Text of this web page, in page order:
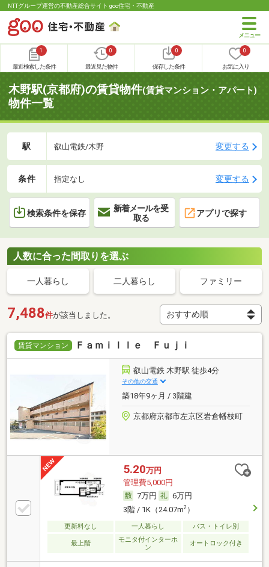
NTTグループ運営の不動産総合サイト goo住宅・不動産
1
最近検索した条件
0
最近見た物件
0
保存した条件
0
お気に入り
木野駅(京都府)の賃貸物件(賃貸マンション・アパート)
物件一覧
駅 叡山電鉄/木野 変更する
条件 指定なし 変更する
検索条件を保存
新着メールを受
取る
アプリで探す
人数に合った間取りを選ぶ
一人暮らし 二人暮らし ファミリー
7,488件が該当しました。
賃貸マンション Ｆａｍｉｌｌｅ Ｆｕｊｉ
叡山電鉄 木野駅 徒歩4分
その他の交通
築18年9ヶ月 / 3階建
京都府京都市左京区岩倉幡枝町
5.20万円
管理費5,000円
7万円
6万円
3階 / 1K（24.07m2）
更新料なし 一人暮らし バス・トイレ別
最上階
モニタ付インターホ
ン
オートロック付き